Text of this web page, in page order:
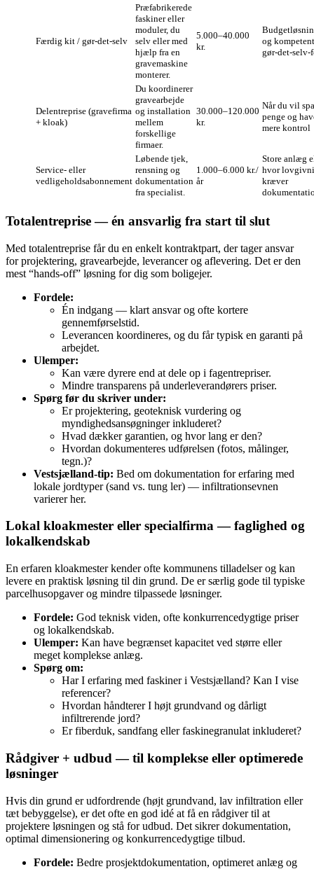
Færdig kit / gør‑det‑selv
Præfabrikerede
faskiner eller
moduler, du
selv eller med
hjælp fra en
gravemaskine
monterer.
5.000–40.000
kr.
og
Delentreprise (gravefirma
+ kloak)
Du koordinerer
gravearbejde
og installation
mellem
forskellige
firmaer.
30.000–120.000
kr.
Når du vil
penge og
mere kontrol
Service- eller
vedligeholdsabonnement
Løbende tjek,
rensning og
dokumentation
fra specialist.
1.000–6.000 kr./
år
Store anlæg
hvor
kræver
Totalentreprise — én ansvarlig fra start til slut
Med totalentreprise får du en enkelt kontraktpart, der tager ansvar
for projektering, gravearbejde, leverancer og aflevering. Det er den
mest “hands‑off” løsning for dig som boligejer.
Fordele:
Én indgang — klart ansvar og ofte kortere
gennemførselstid.
Leverancen koordineres, og du får typisk en garanti på
arbejdet.
Ulemper:
Kan være dyrere end at dele op i fagentrepriser.
Mindre transparens på underleverandørers priser.
Spørg før du skriver under:
Er projektering, geoteknisk vurdering og
myndighedsansøgninger inkluderet?
Hvad dækker garantien, og hvor lang er den?
Hvordan dokumenteres udførelsen (fotos, målinger,
tegn.)?
Vestsjælland‑tip: Bed om dokumentation for erfaring med
lokale jordtyper (sand vs. tung ler) — infiltrationsevnen
varierer her.
Lokal kloakmester eller specialfirma — faglighed og
lokalkendskab
En erfaren kloakmester kender ofte kommunens tilladelser og kan
levere en praktisk løsning til din grund. De er særlig gode til typiske
parcelhusopgaver og mindre tilpassede løsninger.
Fordele: God teknisk viden, ofte konkurrencedygtige priser
og lokalkendskab.
Ulemper: Kan have begrænset kapacitet ved større eller
meget komplekse anlæg.
Spørg om:
Har I erfaring med faskiner i Vestsjælland? Kan I vise
referencer?
Hvordan håndterer I højt grundvand og dårligt
infiltrerende jord?
Er fiberduk, sandfang eller faskinegranulat inkluderet?
Rådgiver + udbud — til komplekse eller optimerede
løsninger
Hvis din grund er udfordrende (højt grundvand, lav infiltration eller
tæt bebyggelse), er det ofte en god idé at få en rådgiver til at
projektere løsningen og stå for udbud. Det sikrer dokumentation,
optimal dimensionering og konkurrencedygtige tilbud.
Fordele: Bedre prosjektdokumentation, optimeret anlæg og